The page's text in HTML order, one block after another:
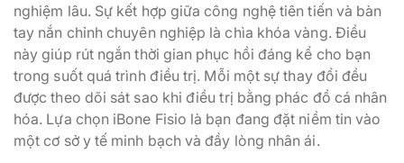
nghiệm lâu. Sự kết hợp giữa công nghệ tiên tiến và bàn
tay nắn chỉnh chuyên nghiệp là chìa khóa vàng. Điều
này giúp rút ngắn thời gian phục hồi đáng kể cho bạn
trong suốt quá trình điều trị. Mỗi một sự thay đổi đều
được theo dõi sát sao khi điều trị bằng phác đồ cá nhân
hóa. Lựa chọn iBone Fisio là bạn đang đặt niềm tin vào
một cơ sở y tế minh bạch và đầy lòng nhân ái.